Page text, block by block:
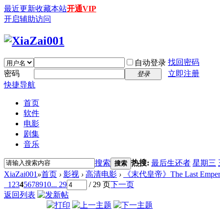
最近更新收藏本站开通VIP
开启辅助访问
自动登录 找回密码
密码
登录
立即注册
快捷导航
首页
软件
电影
剧集
音乐
搜索 搜索 热搜: 最后生还者 星期三
XiaZai001 »首页 › 影视 › 高清电影 ›
《末代皇帝》The Last
1 2345678910... 29 / 29 页下一页
返回列表